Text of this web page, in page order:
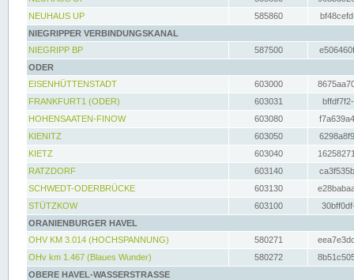
NEUHAUS UP
585860
NIEGRIPPER VERBINDUNGSKANAL
NIEGRIPP BP
587500
ODER
EISENHÜTTENSTADT
603000
FRANKFURT1 (ODER)
603031
HOHENSAATEN-FINOW
603080
KIENITZ
603050
KIETZ
603040
RATZDORF
603140
SCHWEDT-ODERBRÜCKE
603130
STÜTZKOW
603100
ORANIENBURGER HAVEL
OHV KM 3.014 (HOCHSPANNUNG)
580271
OHv km 1.467 (Blaues Wunder)
580272
OBERE HAVEL-WASSERSTRASSE